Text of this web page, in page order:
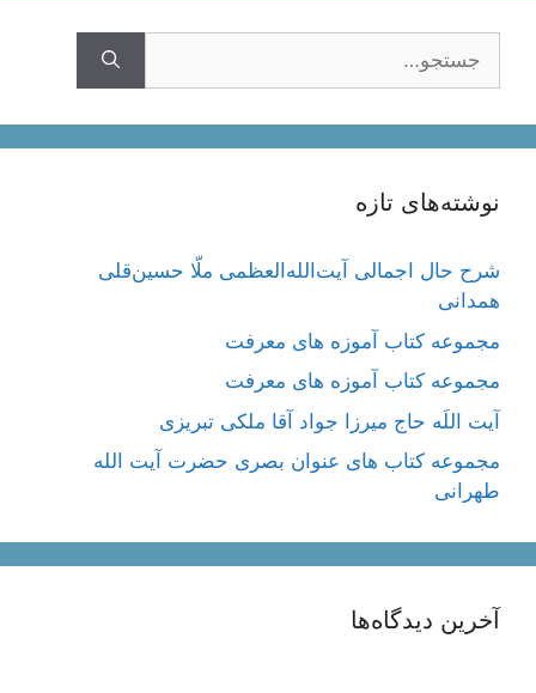
نوشته‌های تازه
شرح حال اجمالی آیت‌الله‌العظمی ملّا حسین‌قلی
همدانی
مجموعه کتاب آموزه های معرفت
مجموعه کتاب آموزه های معرفت
آیت اللَه حاج میرزا جواد آقا ملکی تبریزی
مجموعه کتاب های عنوان بصری حضرت آیت الله
طهرانی
آخرین دیدگاه‌ها